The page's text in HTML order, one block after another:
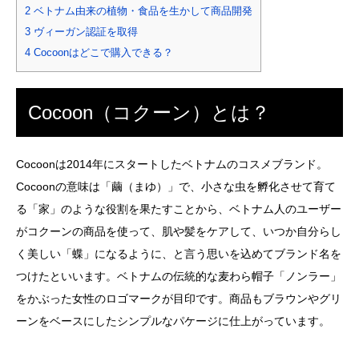
2 ベトナム由来の植物・食品を生かして商品開発
3 ヴィーガン認証を取得
4 Cocoonはどこで購入できる？
Cocoon（コクーン）とは？
Cocoonは2014年にスタートしたベトナムのコスメブランド。
Cocoonの意味は「繭（まゆ）」で、小さな虫を孵化させて育て
る「家」のような役割を果たすことから、ベトナム人のユーザー
がコクーンの商品を使って、肌や髪をケアして、いつか自分らし
く美しい「蝶」になるように、と言う思いを込めてブランド名を
つけたといいます。ベトナムの伝統的な麦わら帽子「ノンラー」
をかぶった女性のロゴマークが目印です。商品もブラウンやグリ
ーンをベースにしたシンプルなパケージに仕上がっています。